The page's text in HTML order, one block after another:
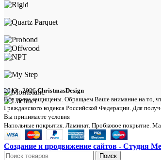
2013 - 2026ChristmasDesign
Все права защищены. Обращаем Ваше внимание на то,
Гражданского кодекса Российской Федерации. Для
Вы принимаете условия
Напольные покрытия. Ламинат. Пробковое покрытие.
Создание и продвижение сайтов - Студия
Поиск